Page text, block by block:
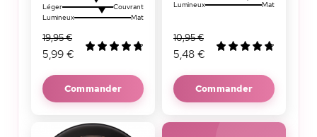
Léger
Couvrant
Lumineux
Mat
19,95 €
5,99 €
Commander
Lumineux
Mat
10,95 €
5,48 €
Commander